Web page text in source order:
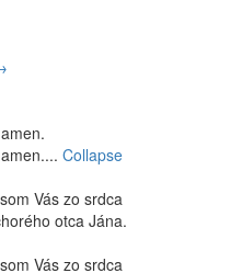
Collapse
Vás zo srdca
otca Jána.
Vás zo srdca